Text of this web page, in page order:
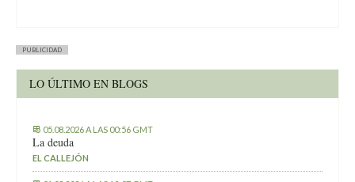
PUBLICIDAD
LO ÚLTIMO EN BLOGS
05.08.2026 A LAS 00:56 GMT
La deuda
EL CALLEJÓN